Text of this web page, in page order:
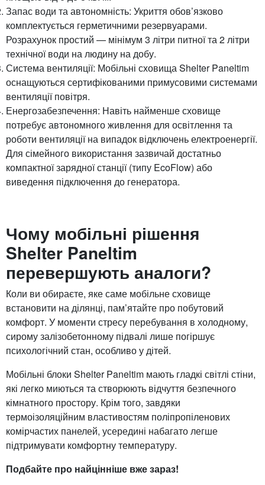
Запас води та автономність: Укриття обов’язково
комплектується герметичними резервуарами.
Розрахунок простий — мінімум 3 літри питної та 2 літри
технічної води на людину на добу.
Система вентиляції: Мобільні сховища Shelter Paneltim
оснащуються сертифікованими примусовими системами
вентиляції повітря.
Енергозабезпечення: Навіть найменше сховище
потребує автономного живлення для освітлення та
роботи вентиляції на випадок відключень електроенергії.
Для сімейного використання зазвичай достатньо
компактної зарядної станції (типу EcoFlow) або
виведення підключення до генератора.
Чому мобільні рішення
Shelter Paneltim
перевершують аналоги?
Коли ви обираєте, яке саме мобільне сховище
встановити на ділянці, пам’ятайте про побутовий
комфорт. У моменти стресу перебування в холодному,
сирому залізобетонному підвалі лише погіршує
психологічний стан, особливо у дітей.
Мобільні блоки Shelter Paneltim мають гладкі світлі стіни,
які легко миються та створюють відчуття безпечного
кімнатного простору. Крім того, завдяки
термоізоляційним властивостям поліпропіленових
комірчастих панелей, усередині набагато легше
підтримувати комфортну температуру.
Подбайте про найцінніше вже зараз!